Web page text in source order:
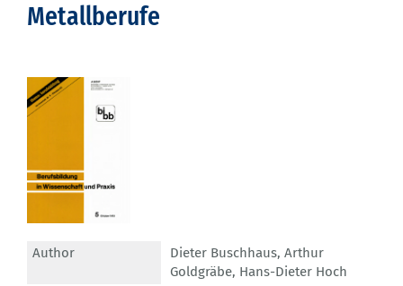
Metallberufe
Author Dieter Buschhaus, Arthur
Goldgräbe, Hans-Dieter Hoch